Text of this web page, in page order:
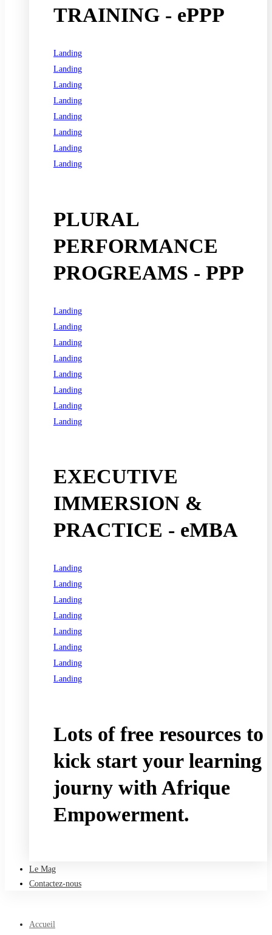
TRAINING - ePPP
Landing
Landing
Landing
Landing
Landing
Landing
Landing
Landing
PLURAL
PERFORMANCE
PROGREAMS - PPP
Landing
Landing
Landing
Landing
Landing
Landing
Landing
Landing
EXECUTIVE
IMMERSION &
PRACTICE - eMBA
Landing
Landing
Landing
Landing
Landing
Landing
Landing
Landing
Lots of free resources to
kick start your learning
journy with Afrique
Empowerment.
Le Mag
Contactez-nous
Accueil